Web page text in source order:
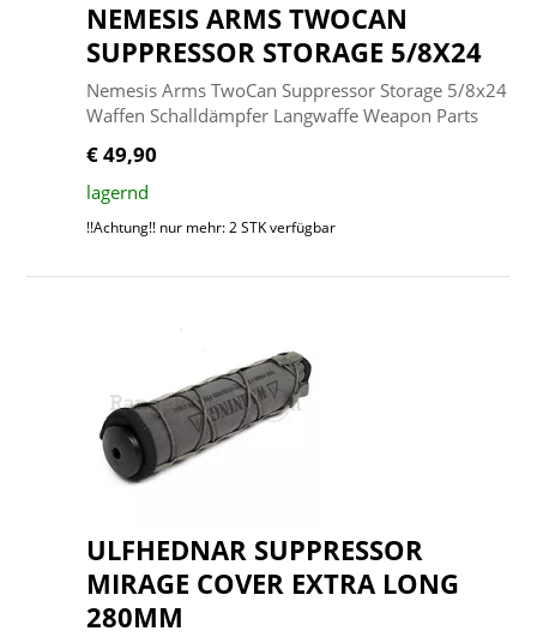
NEMESIS ARMS TWOCAN
SUPPRESSOR STORAGE 5/8X24
Nemesis Arms TwoCan Suppressor Storage 5/8x24
Waffen Schalldämpfer Langwaffe Weapon Parts
€ 49,90
lagernd
!!Achtung!! nur mehr: 2 STK verfügbar
ULFHEDNAR SUPPRESSOR
MIRAGE COVER EXTRA LONG
280MM